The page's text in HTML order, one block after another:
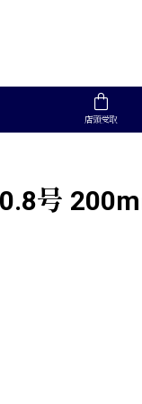
店頭受取
号